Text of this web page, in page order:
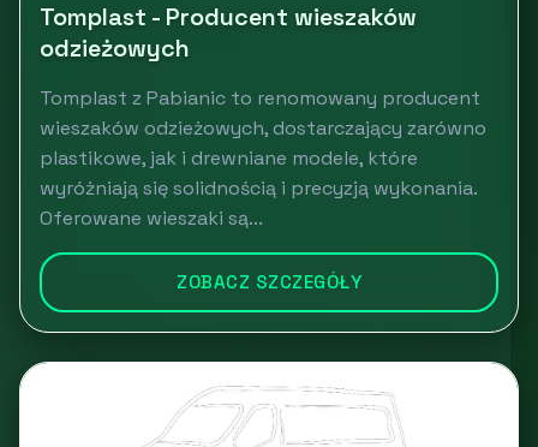
Tomplast - Producent wieszaków
odzieżowych
Tomplast z Pabianic to renomowany producent
wieszaków odzieżowych, dostarczający zarówno
plastikowe, jak i drewniane modele, które
wyróżniają się solidnością i precyzją wykonania.
Oferowane wieszaki są...
ZOBACZ SZCZEGÓŁY